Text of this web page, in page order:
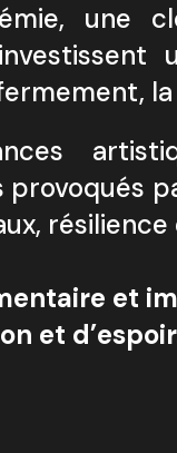
une
provoqués
et
et